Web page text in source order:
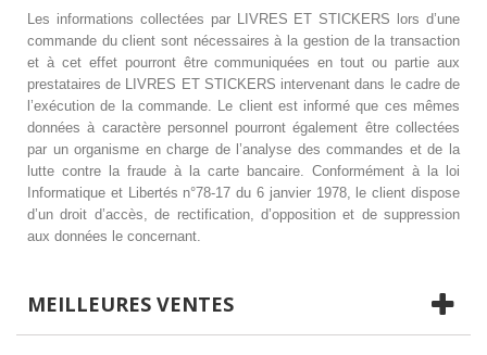
Les informations collectées par LIVRES ET STICKERS lors d’une
commande du client sont nécessaires à la gestion de la transaction
et à cet effet pourront être communiquées en tout ou partie aux
prestataires de LIVRES ET STICKERS intervenant dans le cadre de
l’exécution de la commande. Le client est informé que ces mêmes
données à caractère personnel pourront également être collectées
par un organisme en charge de l’analyse des commandes et de la
lutte contre la fraude à la carte bancaire. Conformément à la loi
Informatique et Libertés n°78-17 du 6 janvier 1978, le client dispose
d’un droit d’accès, de rectification, d’opposition et de suppression
aux données le concernant.
MEILLEURES VENTES